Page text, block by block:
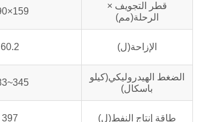
قطر التجويف ×
الرحلة(مم)
159×190
الإزاحة(ل) 60.2
الضغط الهيدروليكي(كيلو
باسكال)
345~483
طاقة إنتاج النفط(ل) 397